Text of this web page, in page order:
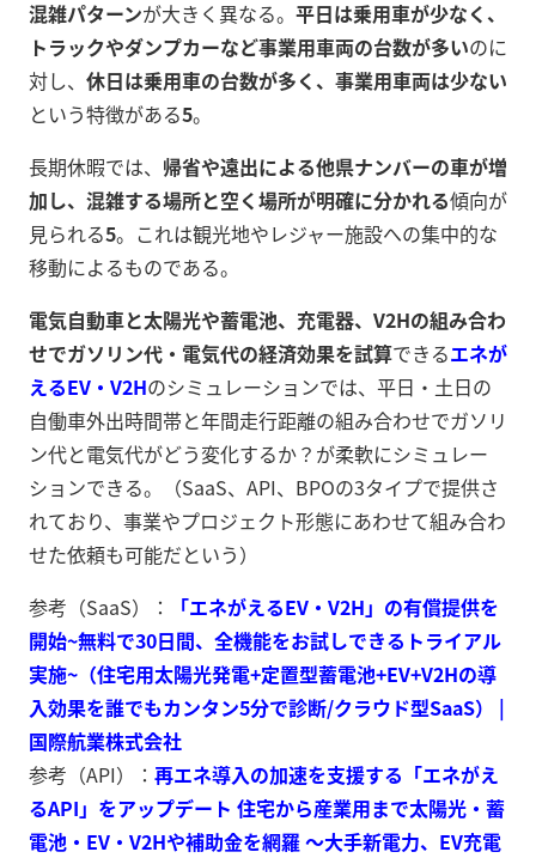
混雑パターンが大きく異なる。 平日は乗用車が少なく、
トラックやダンプカーなど事業用車両の台数が多いのに
対し、 休日は乗用車の台数が多く、事業用車両は少ない
という特徴がある5。
長期休暇では、 帰省や遠出による他県ナンバーの車が増
加し、混雑する場所と空く場所が明確に分かれる傾向が
見られる5。これは観光地やレジャー施設への集中的な
移動によるものである。
電気自動車と太陽光や蓄電池、充電器、V2Hの組み合わ
せでガソリン代・電気代の経済効果を試算できるエネが
えるEV・V2Hのシミュレーションでは、平日・土日の
自働車外出時間帯と年間走行距離の組み合わせでガソリ
ン代と電気代がどう変化するか？が柔軟にシミュレー
ションできる。（SaaS、API、BPOの3タイプで提供さ
れており、事業やプロジェクト形態にあわせて組み合わ
せた依頼も可能だという）
参考（SaaS）：
「エネがえるEV‧V2H」の有償提供を
開始~無料で30日間、全機能をお試しできるトライアル
実施~（住宅用太陽光発電+定置型蓄電池+EV+V2Hの導
入効果を誰でもカンタン5分で診断/クラウド型SaaS） |
国際航業株式会社
参考（API）： 再エネ導入の加速を支援する「エネがえ
るAPI」をアップデート 住宅から産業用まで太陽光・蓄
電池・EV・V2Hや補助金を網羅 ～大手新電力、EV充電